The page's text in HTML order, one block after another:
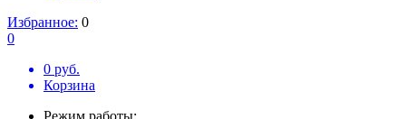
Избранное: 0
0
0 руб.
Корзина
Режим работы: